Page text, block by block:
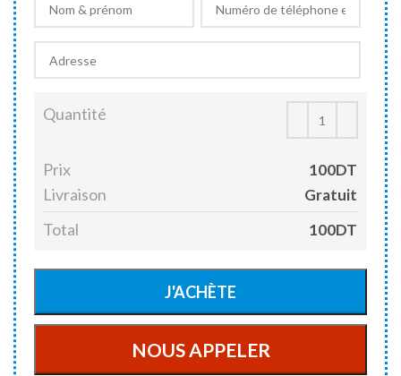
Quantité
Prix 100DT
Livraison Gratuit
Total 100DT